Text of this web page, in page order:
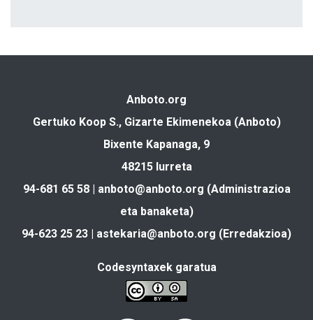
Anboto.org
Gertuko Koop S., Gizarte Ekimenekoa (Anboto)
Bixente Kapanaga, 9
48215 Iurreta
94-681 65 58 | anboto@anboto.org (Administrazioa
eta banaketa)
94-623 25 23 | astekaria@anboto.org (Erredakzioa)
Codesyntaxek garatua